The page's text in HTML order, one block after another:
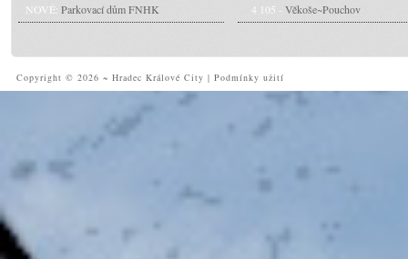
NOVÉ: Parkovací dům FNHK
4 105 - Věkoše~Pouchov
Copyright © 2026 ~ Hradec Králové City | Podmínky užití